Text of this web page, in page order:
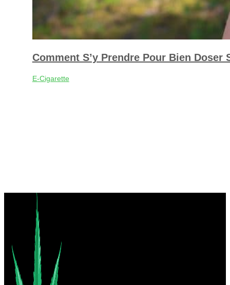
Comment S’y Prendre Pour Bien Doser
E-Cigarette